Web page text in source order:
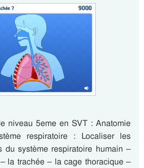
niveau 5eme en SVT : Anatomie
respiratoire : Localiser les
du système respiratoire humain –
la trachée – la cage thoracique –